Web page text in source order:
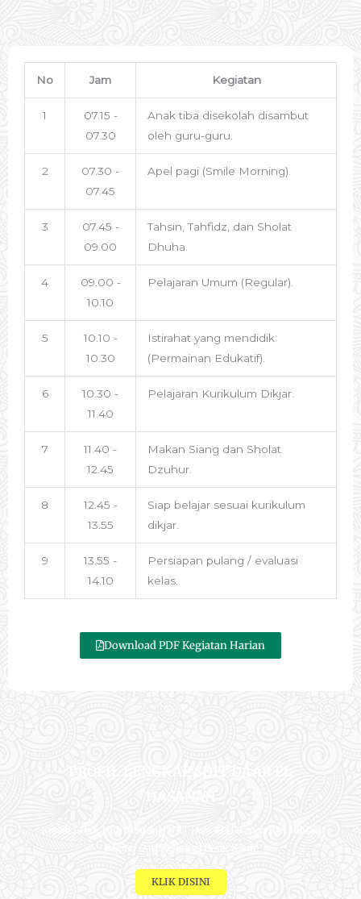
No Jam Kegiatan
1
07.15 -
07.30
Anak tiba disekolah disambut
oleh guru-guru.
2
07.30 -
07.45
Apel pagi (Smile Morning).
3
07.45 -
09.00
Tahsin, Tahfidz, dan Sholat
Dhuha.
4
09.00 -
10.10
Pelajaran Umum (Regular).
5
10.10 -
10.30
Istirahat yang mendidik
(Permainan Edukatif).
6
10.30 -
11.40
Pelajaran Kurikulum Dikjar.
7
11.40 -
12.45
Makan Siang dan Sholat
Dzuhur.
8
12.45 -
13.55
Siap belajar sesuai kurikulum
dikjar.
9
13.55 -
14.10
Persiapan pulang / evaluasi
kelas.
Download PDF Kegiatan Harian
KLIK DISINI